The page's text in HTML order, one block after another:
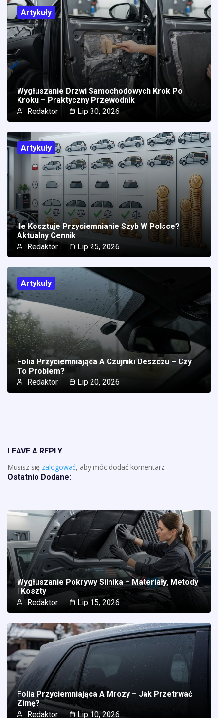
Artykuły
Wygłuszanie Drzwi Samochodowych Krok Po
Kroku – Praktyczny Przewodnik
Redaktor
Lip 30, 2026
Artykuły
Ile Kosztuje Przyciemnianie Szyb W Polsce?
Aktualny Cennik
Redaktor
Lip 25, 2026
Artykuły
Folia Przyciemniająca A Czujniki Deszczu – Czy
To Problem?
Redaktor
Lip 20, 2026
LEAVE A REPLY
Musisz się zalogować, aby móc dodać komentarz.
Ostatnio Dodane:
Wygłuszanie Pokrywy Silnika – Materiały, Metody
I Koszty
Redaktor
Lip 15, 2026
Folia Przyciemniająca A Mrozy – Jak Przetrwać
Zimę?
Redaktor
Lip 10, 2026